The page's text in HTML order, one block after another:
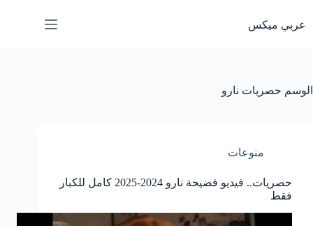
المحتوى
عربي ميكس
الوسم حصريات نارو
منوعات
حصريات.. فيديو فضيحة نارو 2024-2025 كامل للكبار
فقط